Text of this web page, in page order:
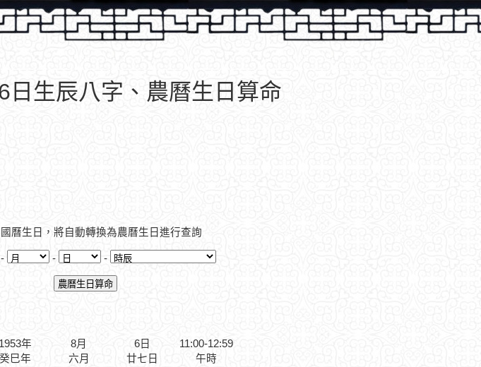
日生辰八字、農曆生日算命
曆生日，將自動轉換為農曆生日進行查詢
- - -
1953年 8月 6日
11:00-12:59
癸巳年 六月 廿七日
午時